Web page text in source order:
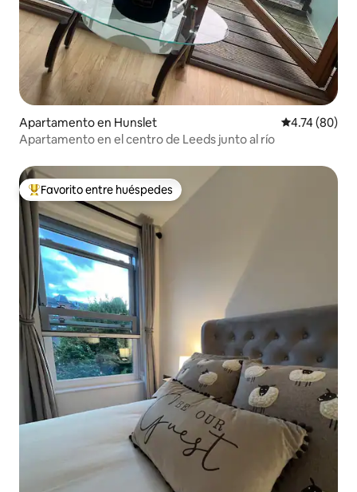
Apartamento en Hunslet Calificación
4.74 (80)
Apartamento en el centro de Leeds junto al río
Favorito entre huéspedes preferido
Favorito entre huéspedes